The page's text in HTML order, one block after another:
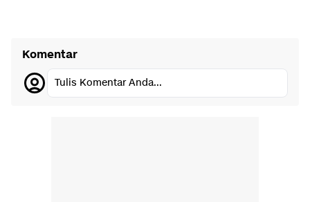
Komentar
Tulis Komentar Anda...